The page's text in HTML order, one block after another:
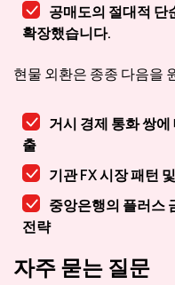
공매도의 절대적 단
확장했습니다.
현물 외환은 종종 다음을
거시 경제 통화 쌍
출
기관 FX 시장 패턴
중앙은행의 플러스
전략
자주 묻는 질문